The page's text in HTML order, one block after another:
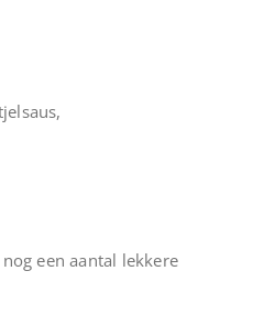
een aantal lekkere